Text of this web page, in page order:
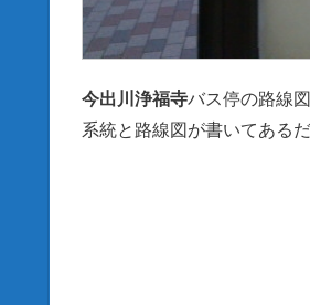
今出川浄福寺バス停の路線
系統と路線図が書いてある